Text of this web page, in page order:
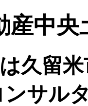
産中
久留
サル